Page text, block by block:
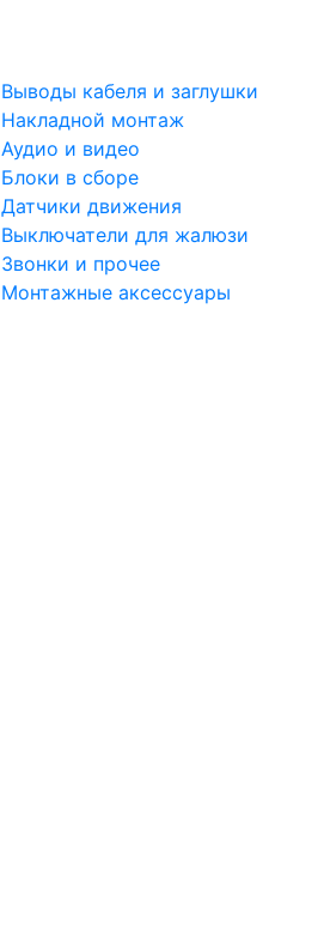
Выводы кабеля и заглушки
Накладной монтаж
Аудио и видео
Блоки в сборе
Датчики движения
Выключатели для жалюзи
Звонки и прочее
Монтажные аксессуары